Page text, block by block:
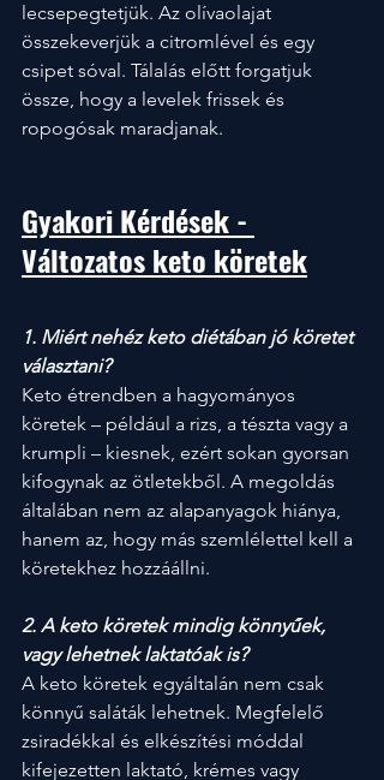
lecsepegtetjük. Az olívaolajat
összekeverjük a citromlével és egy
csipet sóval. Tálalás előtt forgatjuk
össze, hogy a levelek frissek és
ropogósak maradjanak.
Gyakori Kérdések -
Változatos keto köretek
1. Miért nehéz keto diétában jó köretet
választani?
Keto étrendben a hagyományos
köretek – például a rizs, a tészta vagy a
krumpli – kiesnek, ezért sokan gyorsan
kifogynak az ötletekből. A megoldás
általában nem az alapanyagok hiánya,
hanem az, hogy más szemlélettel kell a
köretekhez hozzáállni.
2. A keto köretek mindig könnyűek,
vagy lehetnek laktatóak is?
A keto köretek egyáltalán nem csak
könnyű saláták lehetnek. Megfelelő
zsiradékkal és elkészítési móddal
kifejezetten laktató, krémes vagy